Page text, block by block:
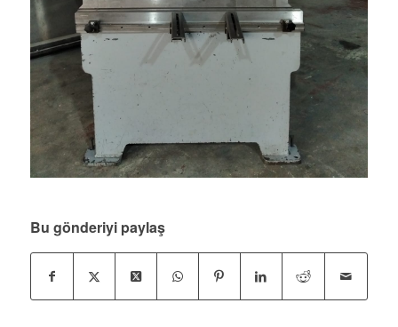
Bu gönderiyi paylaş